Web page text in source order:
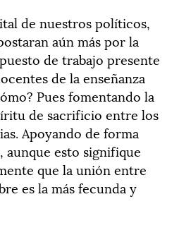
de nuestros políticos,
aún más por la
de trabajo presente
de la enseñanza
Pues fomentando la
de sacrificio entre los
Apoyando de forma
esto signifique
que la unión entre
es la más fecunda y